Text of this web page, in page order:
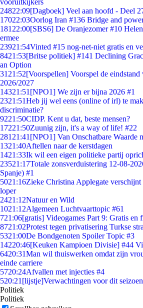
vooruitkijkers
24822:09[Dagboek] Veel aan hoofd - Deel
17022:03Oorlog Iran #136 Bridge and
181 22:00[SBS6] De Oranjezomer #10
ermee
23921:54Vinted #15 nog-net-niet gratis en
8421:53[Britse politiek] #141 Declining
an Option
31 21:52[Voorspellen] Voorspel de
2026/2027
14321:51 [NPO1] We zijn er bijna 2026 #1
2321:51Heb jij wel eens (online of irl) te
discriminatie?
9221:50CIDP. Kent u dat, beste mensen?
17221:50Zuunig zijn, it's a way of life! #22
281 21:41 [NPO1] Van Onschatbare Waarde
1321:40Aftellen naar de kerstdagen
1421:33Ik wil een eigen politieke partij
23521:17Totale zonsverduistering 12-08-
Spanje) #1
5021:16Zieke Christina Applegate
loper
2421:12Natuur en Wild
1021:12Algemeen Luchtvaarttopic #61
721:06[gratis] Videogames Part 9: Gratis en
8721:02Protest tegen privatisering Turkse
5321:00De Bondgenoten Spoiler Topic #3
14220:46[Keuken Kampioen Divisie] #44
6420:31Man wil thuiswerken omdat zijn
einde carriere
5720:24Afvallen met injecties #4
520:21 [lijstje]Verwachtingen voor dit seizoen
Politiek
Politiek